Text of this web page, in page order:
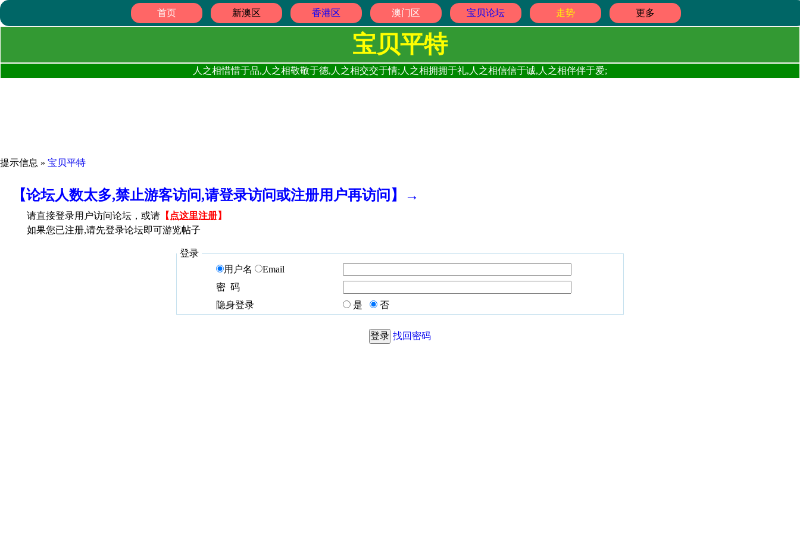
首页 新澳区 香港区 澳门区 宝贝论坛 走势 更多
宝贝平特
人之相惜惜于品,人之相敬敬于德,人之相交交于情;人之相拥拥于礼,人之相信信于诚,人之相伴伴于爱;
提示信息 » 宝贝平特
【论坛人数太多,禁止游客访问,请登录访问或注册用户再访问】→
请直接登录用户访问论坛，或请 【 点这里注册】
如果您已注册,请先登录论坛即可游览帖子
登录
用户名
Email
密 码
隐身登录
是 否
找回密码